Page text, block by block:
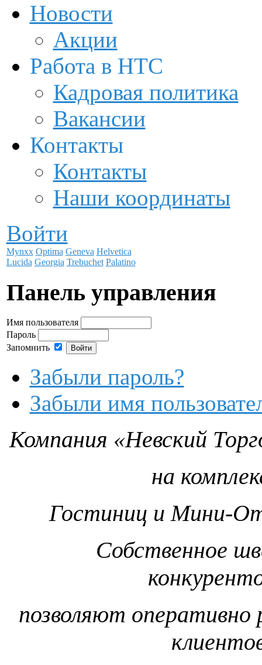
Новости
Акции
Работа в НТС
Кадровая политика
Вакансии
Контакты
Контакты
Наши координаты
Войти
Mynxx Optima Geneva Helvetica
Lucida Georgia Trebuchet Palatino
Панель управления
Имя пользователя
Пароль
Запомнить
Забыли пароль?
Забыли имя
Компания «Невский
на
Гостиниц и Мини-
Собственное
позволяют оперативно